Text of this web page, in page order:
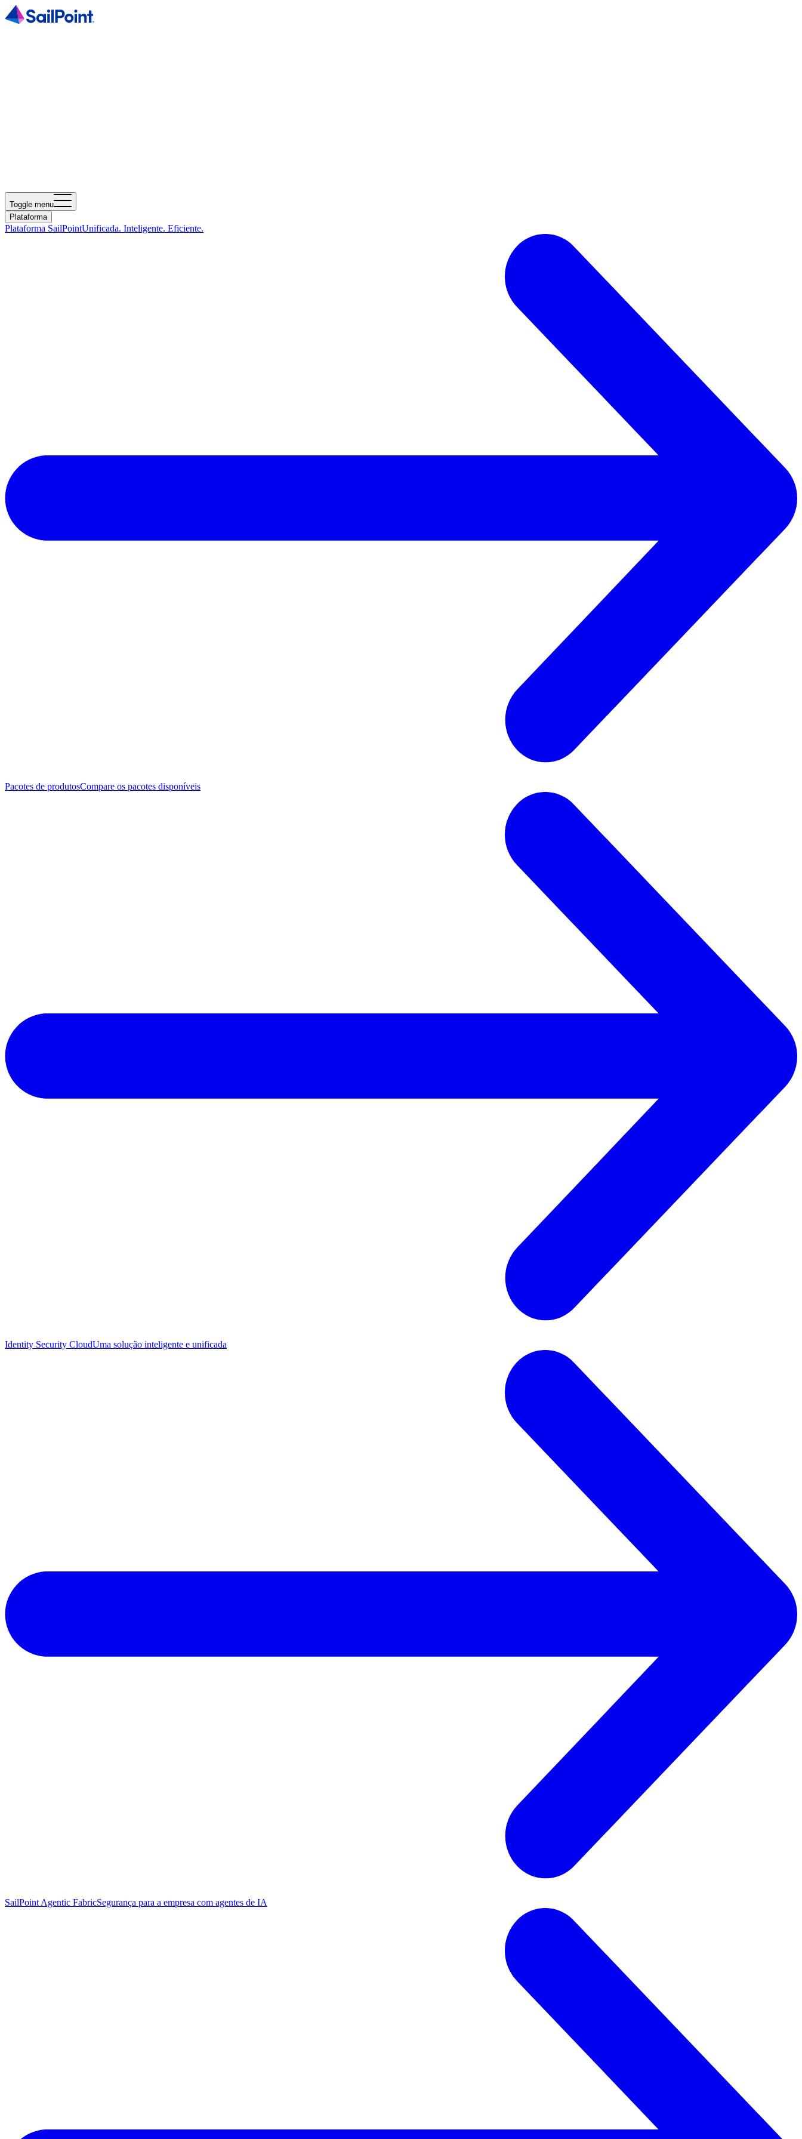
Toggle menu
Plataforma
Plataforma SailPointUnificada. Inteligente. Eficiente.
Pacotes de produtosCompare os pacotes disponíveis
Identity Security CloudUma solução inteligente e unificada
SailPoint Agentic FabricSegurança para a empresa com agentes de IA